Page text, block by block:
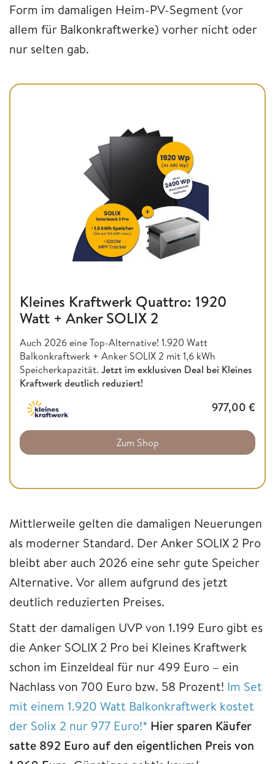
Form im damaligen Heim-PV-Segment (vor
allem für Balkonkraftwerke) vorher nicht oder
nur selten gab.
Kleines Kraftwerk Quattro: 1920
Watt + Anker SOLIX 2
Auch 2026 eine Top-Alternative! 1.920 Watt
Balkonkraftwerk + Anker SOLIX 2 mit 1,6 kWh
Speicherkapazität. Jetzt im exklusiven Deal bei Kleines
Kraftwerk deutlich reduziert!
977,00 €
Zum Shop
Mittlerweile gelten die damaligen Neuerungen
als moderner Standard. Der Anker SOLIX 2 Pro
bleibt aber auch 2026 eine sehr gute Speicher
Alternative. Vor allem aufgrund des jetzt
deutlich reduzierten Preises.
Statt der damaligen UVP von 1.199 Euro gibt es
die Anker SOLIX 2 Pro bei Kleines Kraftwerk
schon im Einzeldeal für nur 499 Euro – ein
Nachlass von 700 Euro bzw. 58 Prozent! Im Set
mit einem 1.920 Watt Balkonkraftwerk kostet
der Solix 2 nur 977 Euro!* Hier sparen Käufer
satte 892 Euro auf den eigentlichen Preis von